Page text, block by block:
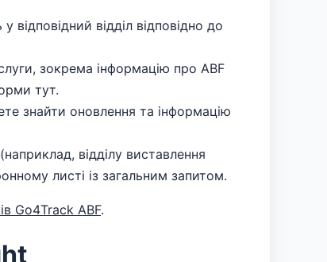
відділ відповідно до
зокрема інформацію про ABF
тут.
знайти оновлення та інформацію
відділу виставлення
листі із загальним запитом.
Go4Track ABF.